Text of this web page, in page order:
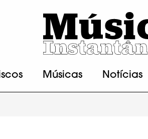
Músicas Notícias